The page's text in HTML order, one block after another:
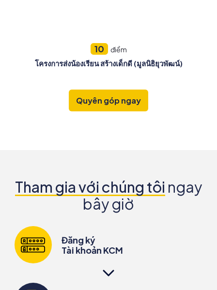
10 điểm
โครงการส่งน้องเรียน สร้างเด็กดี (มูลนิธิยุวพัฒน์)
Quyên góp ngay
Tham gia với chúng tôi ngay
bây giờ
Đăng ký
Tài khoản KCM